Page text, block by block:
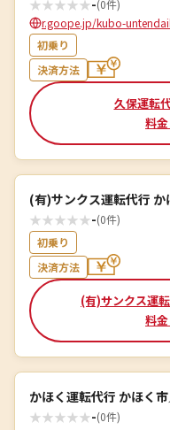
★★★★★-(0件)
r.goope.jp/kubo-
初乗り
決済方法
久保運転
料
(有)サンクス運転代行
★★★★★-(0件)
初乗り
決済方法
(有)サンクス運
料
かほく運転代行 かほく
★★★★★-(0件)